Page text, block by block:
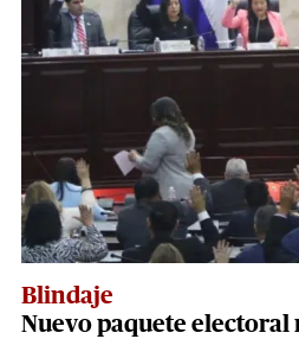
Blindaje
Nuevo paquete electoral